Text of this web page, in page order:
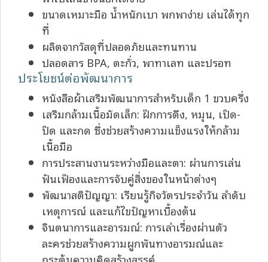
ขนาดเหมาะมือ น้ำหนักเบา พกพาง่าย เล่นได้ทุก
ที่
ผลิตจากวัสดุที่ปลอดภัยและทนทาน
ปลอดสาร BPA, ตะกั่ว, พาทาเลท และปรอท
ประโยชน์ต่อพัฒนาการ
หนังสือผ้าเสริมพัฒนาการสำหรับเด็ก 1 ขวบครึ่ง
เสริมกล้ามเนื้อมัดเล็ก: ฝึกการดึง, หมุน, เปิด-
ปิด และกด ซึ่งช่วยสร้างความแข็งแรงให้กล้าม
เนื้อมือ
การประสานงานระหว่างมือและตา: ผ่านการเล่น
ฟันเฟืองและการจับคู่สิ่งของในหน้าต่างๆ
พัฒนาสติปัญญา: เรียนรู้กิจวัตรประจำวัน ลำดับ
เหตุการณ์ และแก้ไขปัญหาเบื้องต้น
จินตนาการและอารมณ์: การเล่าเรื่องผ่านตัว
ละครช่วยสร้างความผูกพันทางอารมณ์และ